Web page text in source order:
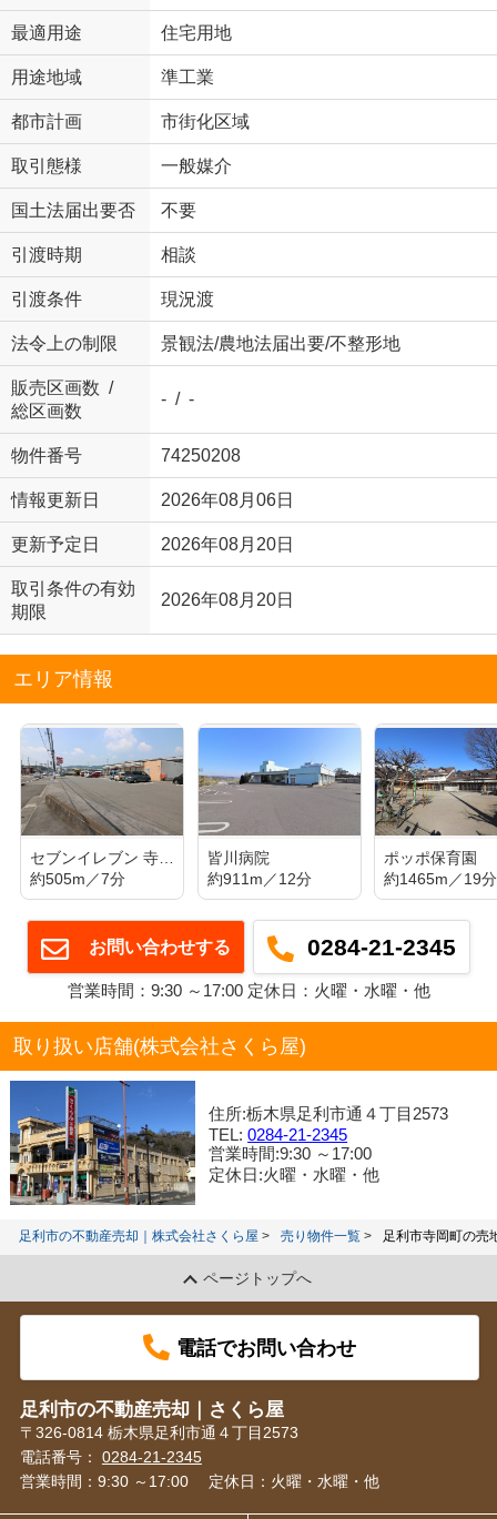
最適用途 住宅用地
用途地域 準工業
都市計画 市街化区域
取引態様 一般媒介
国土法届出要否 不要
引渡時期 相談
引渡条件 現況渡
法令上の制限 景観法/農地法届出要/不整形地
販売区画数 /
総区画数
- / -
物件番号 74250208
情報更新日 2026年08月06日
更新予定日 2026年08月20日
取引条件の有効
期限
2026年08月20日
エリア情報
セブンイレブン 寺岡町店
約505m／7分
皆川病院
約911m／12分
ポッポ保育園
約1465m／19分
お問い合わせする 0284-21-2345
営業時間：9:30 ～17:00 定休日：火曜・水曜・他
取り扱い店舗(株式会社さくら屋)
住所:栃木県足利市通４丁目2573
TEL:0284-21-2345
営業時間:9:30 ～17:00
定休日:火曜・水曜・他
足利市の不動産売却｜株式会社さくら屋 売り物件一覧 足利市寺岡町の売
ページトップへ
電話でお問い合わせ
足利市の不動産売却｜さくら屋
〒326-0814 栃木県足利市通４丁目2573
電話番号： 0284-21-2345
営業時間：9:30 ～17:00
定休日：火曜・水曜・他